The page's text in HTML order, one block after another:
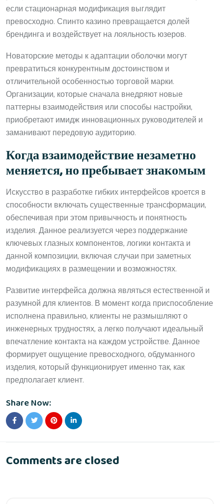
если стационарная модификация выглядит
превосходно. Спинто казино превращается долей
брендинга и воздействует на лояльность юзеров.
Новаторские методы к адаптации оболочки могут
превратиться конкурентным достоинством и
отличительной особенностью торговой марки.
Организации, которые сначала внедряют новые
паттерны взаимодействия или способы настройки,
приобретают имидж инновационных руководителей и
заманивают передовую аудиторию.
Когда взаимодействие незаметно
меняется, но пребывает знакомым
Искусство в разработке гибких интерфейсов кроется в
способности включать существенные трансформации,
обеспечивая при этом привычность и понятность
изделия. Данное реализуется через поддержание
ключевых глазных компонентов, логики контакта и
данной композиции, включая случаи при заметных
модификациях в размещении и возможностях.
Развитие интерфейса должна являться естественной и
разумной для клиентов. В момент когда приспособление
исполнена правильно, клиенты не размышляют о
инженерных трудностях, а легко получают идеальный
впечатление контакта на каждом устройстве. Данное
формирует ощущение превосходного, обдуманного
изделия, который функционирует именно так, как
предполагает клиент.
Share Now:
Comments are closed